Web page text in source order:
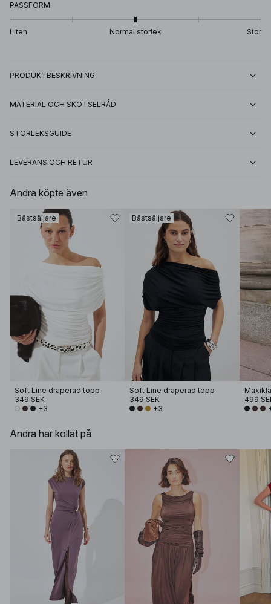
PASSFORM
Liten Normal storlek Stor
PRODUKTBESKRIVNING
MATERIAL OCH SKÖTSELRÅD
STORLEKSGUIDE
LEVERANS OCH RETUR
Andra köpte även
Bästsäljare
Soft Line draperad topp
349 SEK
+3
Bästsäljare
Soft Line draperad topp
349 SEK
+3
499
Andra har kollat på